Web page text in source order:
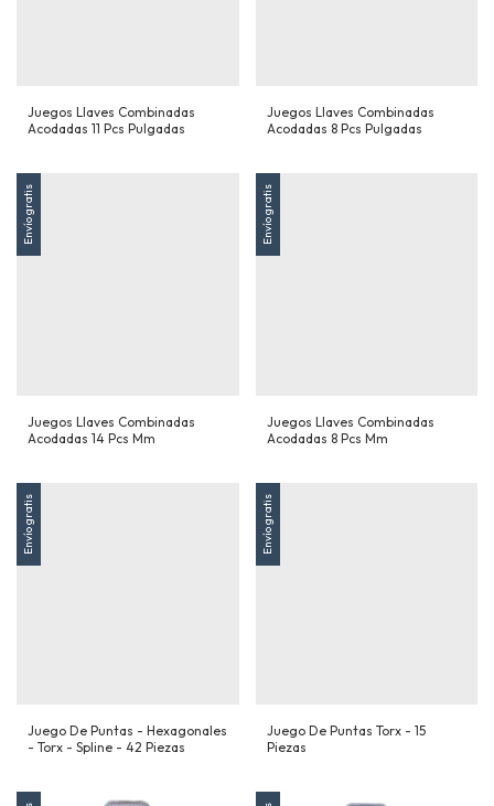
Juegos Llaves Combinadas
Acodadas 11 Pcs Pulgadas
Juegos Llaves Combinadas
Acodadas 8 Pcs Pulgadas
Envío gratis
Juegos Llaves Combinadas
Acodadas 14 Pcs Mm
Envío gratis
Juegos Llaves Combinadas
Acodadas 8 Pcs Mm
Envío gratis
Juego De Puntas - Hexagonales
- Torx - Spline - 42 Piezas
Envío gratis
Juego De Puntas Torx - 15
Piezas